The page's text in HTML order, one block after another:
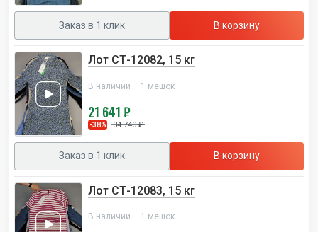
Заказ в 1 клик В корзину
Лот СТ-12082, 15 кг
В наличии – 1 мешок
21 641 ₽
-38% 34 740 ₽
Заказ в 1 клик В корзину
Лот СТ-12083, 15 кг
В наличии – 1 мешок